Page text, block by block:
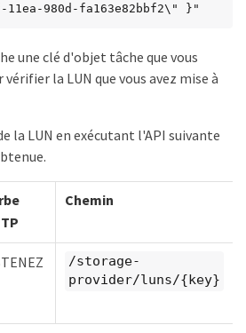
11ea-980d-fa163e82bbf2\" }"
une clé d'objet tâche que vous
la LUN que vous avez mise à
la LUN en exécutant l'API suivante
Chemin
/storage-
provider/luns/{key}